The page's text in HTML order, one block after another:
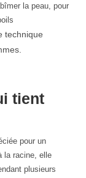
la peau, pour
technique
tient
pour un
la racine, elle
plusieurs